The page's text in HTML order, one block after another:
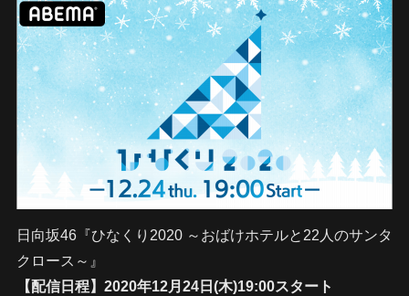
日向坂46『ひなくり2020 ～おばけホテルと22人のサンタ
クロース～』
【配信日程】2020年12月24日(木)19:00スタート